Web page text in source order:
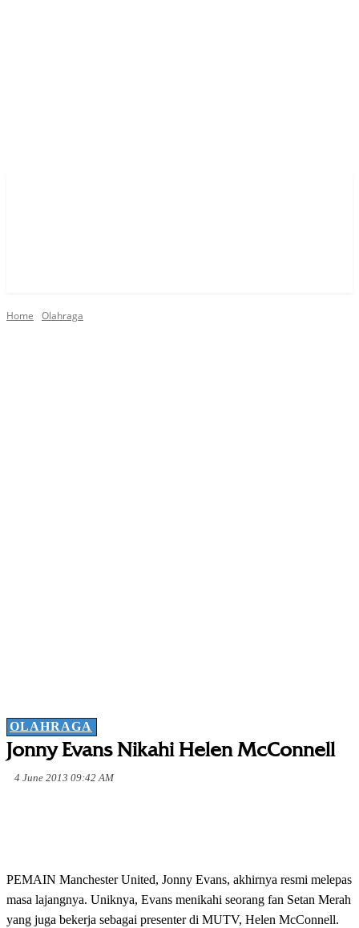
Home Olahraga
OLAHRAGA
Jonny Evans Nikahi Helen McConnell
4 June 2013 09:42 AM
PEMAIN Manchester United, Jonny Evans, akhirnya resmi melepas
masa lajangnya. Uniknya, Evans menikahi seorang fan Setan Merah
yang juga bekerja sebagai presenter di MUTV, Helen McConnell.